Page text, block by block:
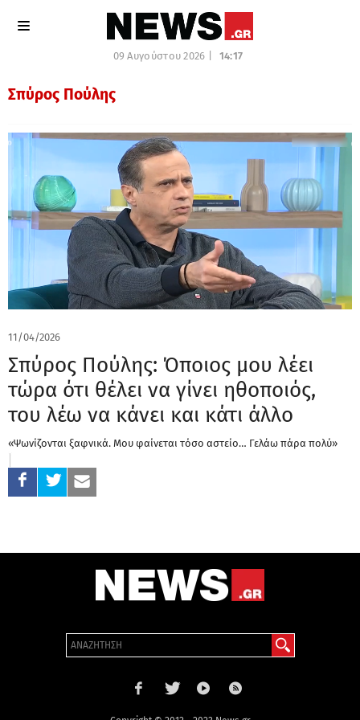
09 Αυγούστου 2026 | 14:17
Σπύρος Πούλης
11/04/2026
Σπύρος Πούλης: Όποιος μου λέει
τώρα ότι θέλει να γίνει ηθοποιός,
του λέω να κάνει και κάτι άλλο
«Ψωνίζονται ξαφνικά. Μου φαίνεται τόσο αστείο… Γελάω πάρα πολύ»